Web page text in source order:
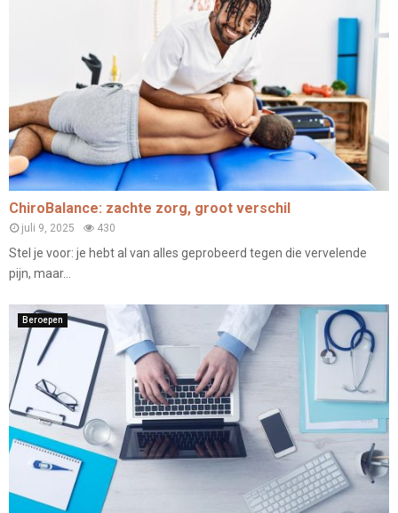
ChiroBalance: zachte zorg, groot verschil
juli 9, 2025 430
Stel je voor: je hebt al van alles geprobeerd tegen die vervelende
pijn, maar...
Beroepen